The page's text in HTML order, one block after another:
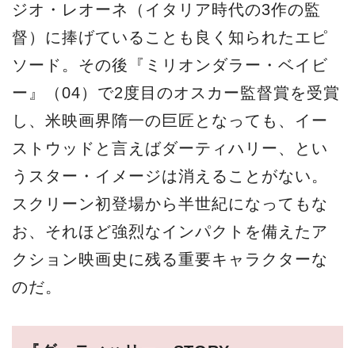
ジオ・レオーネ（イタリア時代の3作の監
督）に捧げていることも良く知られたエピ
ソード。その後『ミリオンダラー・ベイビ
ー』（04）で2度目のオスカー監督賞を受賞
し、米映画界隋一の巨匠となっても、イー
ストウッドと言えばダーティハリー、とい
うスター・イメージは消えることがない。
スクリーン初登場から半世紀になってもな
お、それほど強烈なインパクトを備えたア
クション映画史に残る重要キャラクターな
のだ。